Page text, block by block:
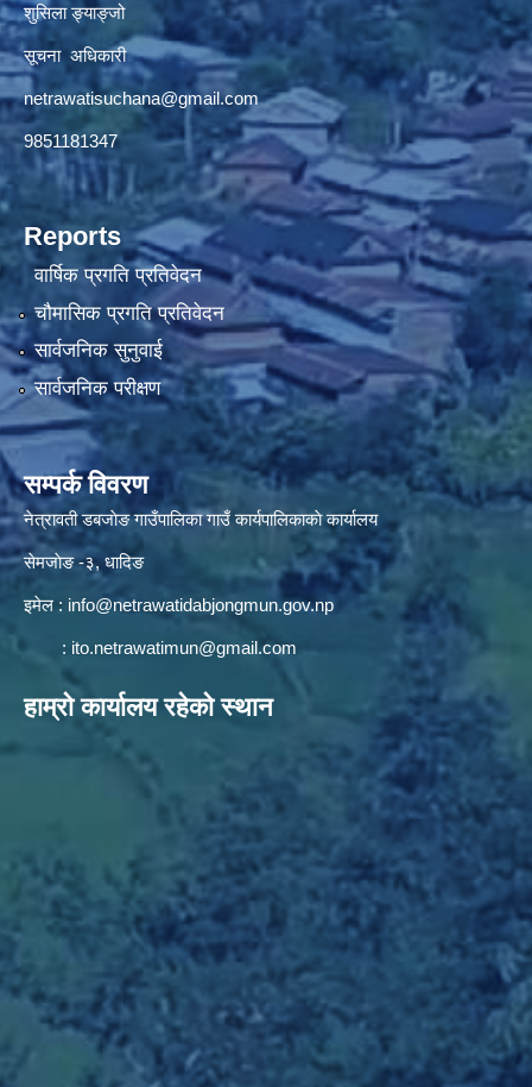
शुसिला ङ्याङ्जो
सूचना अधिकारी
netrawatisuchana@gmail.com
9851181347
Reports
वार्षिक प्रगति प्रतिवेदन
चौमासिक प्रगति प्रतिवेदन
सार्वजनिक सुनुवाई
सार्वजनिक परीक्षण
सम्पर्क विवरण
नेत्रावती डबजाेङ गाउँपालिका गाउँ कार्यपालिकाकाे कार्यालय
सेमजाेङ -३, धादिङ
इमेल : info@netrawatidabjongmun.gov.np
: ito.netrawatimun@gmail.com
हाम्राे कार्यालय रहेकाे स्थान